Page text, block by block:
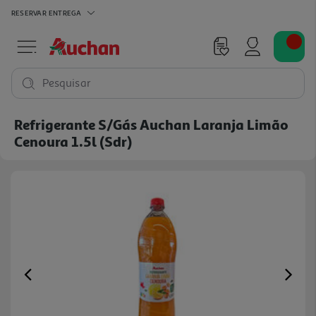
RESERVAR ENTREGA
Pesquisar
Refrigerante S/gás Auchan Laranja Limão
Cenoura 1.5l (sdr)
Previous